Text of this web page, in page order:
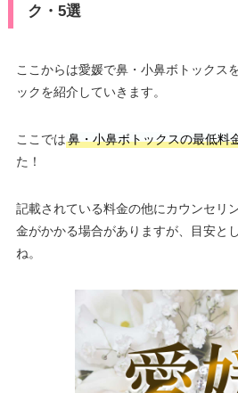
ク・5選
ここからは愛媛で鼻・小鼻ボトックス
ックを紹介していきます。
ここでは鼻・小鼻ボトックスの最低料
た！
記載されている料金の他にカウンセリ
金がかかる場合がありますが、目安と
ね。